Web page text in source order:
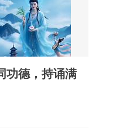
功德，持诵满